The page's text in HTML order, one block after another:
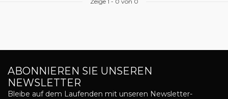
ABONNIEREN SIE UNSEREN
NEWSLETTER
Bleibe auf dem Laufenden mit unseren Newsletter-